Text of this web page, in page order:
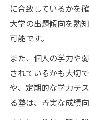
に合致しているかを
大学の出題傾向を熟
可能です。
また、個人の学力や
されているかも大切
や、定期的な学力テ
る塾は、着実な成績